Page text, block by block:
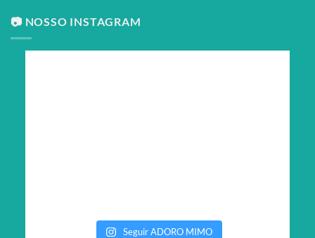
📷 NOSSO INSTAGRAM
Seguir ADORO MIMO